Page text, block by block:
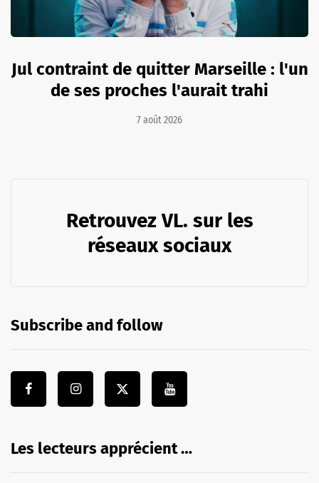
Jul contraint de quitter Marseille : l'un
de ses proches l'aurait trahi
7 août 2026
Retrouvez VL. sur les
réseaux sociaux
Subscribe and follow
Les lecteurs apprécient …